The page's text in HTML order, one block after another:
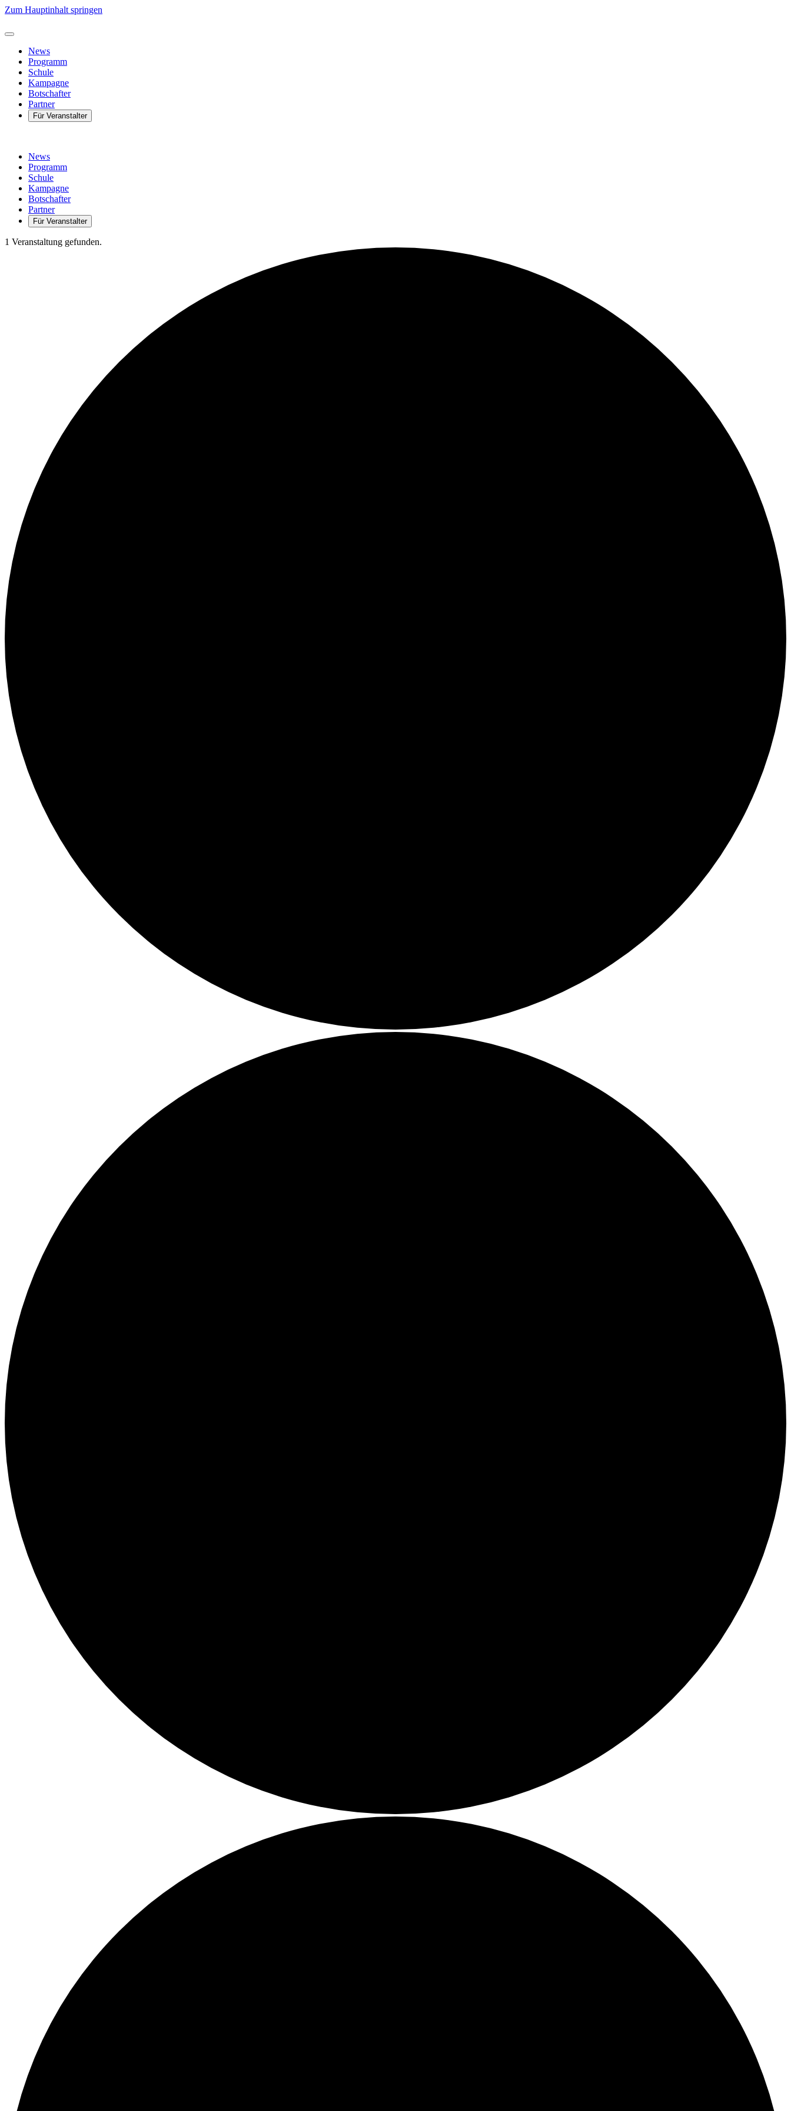
Zum Hauptinhalt springen
News
Programm
Schule
Kampagne
Botschafter
Partner
Für Veranstalter
News
Programm
Schule
Kampagne
Botschafter
Partner
Für Veranstalter
1 Veranstaltung gefunden.